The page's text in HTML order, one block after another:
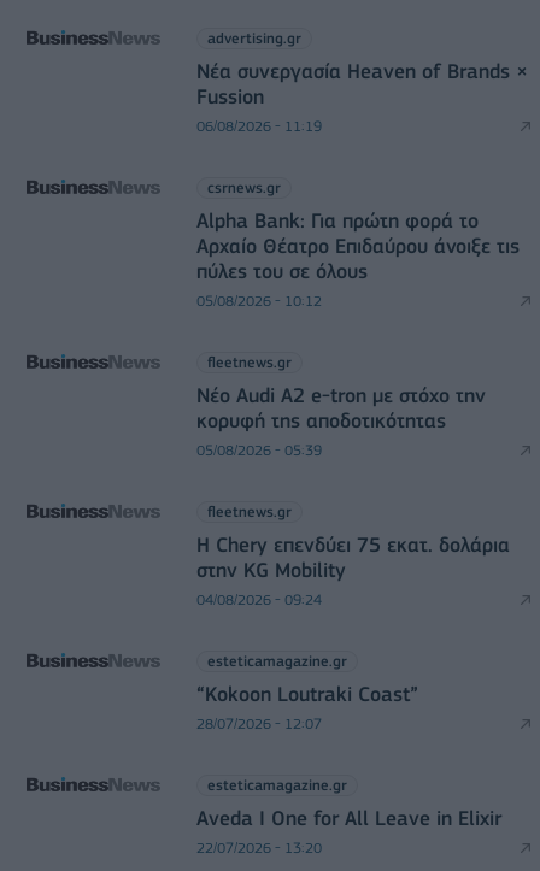
advertising.gr
Νέα συνεργασία Heaven of Brands ×
Fussion
06/08/2026 - 11:19
csrnews.gr
Alpha Bank: Για πρώτη φορά το
Αρχαίο Θέατρο Επιδαύρου άνοιξε τις
πύλες του σε όλους
05/08/2026 - 10:12
fleetnews.gr
Νέο Audi A2 e-tron με στόχο την
κορυφή της αποδοτικότητας
05/08/2026 - 05:39
fleetnews.gr
Η Chery επενδύει 75 εκατ. δολάρια
στην KG Mobility
04/08/2026 - 09:24
esteticamagazine.gr
“Kokoon Loutraki Coast”
28/07/2026 - 12:07
esteticamagazine.gr
Aveda I One for All Leave in Elixir
22/07/2026 - 13:20